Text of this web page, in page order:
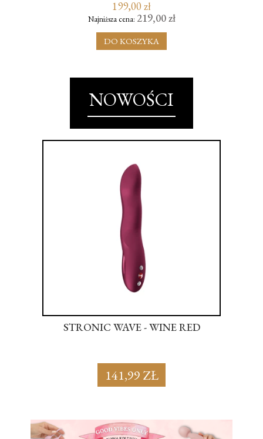
199,00 zł
Najniższa cena: 219,00 zł
DO KOSZYKA
NOWOŚCI
STRONIC WAVE - WINE RED
141,99 ZŁ